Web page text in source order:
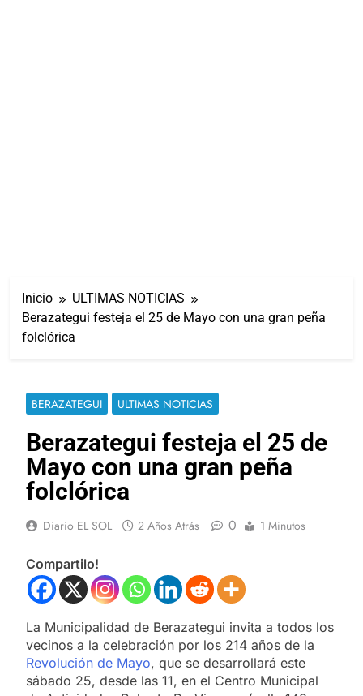
Inicio
ULTIMAS NOTICIAS
Berazategui festeja el 25 de Mayo con una gran peña
folclórica
BERAZATEGUI ULTIMAS NOTICIAS
Berazategui festeja el 25 de
Mayo con una gran peña
folclórica
Diario EL SOL 2 Años Atrás 0 1 Minutos
Compartilo!
La Municipalidad de Berazategui invita a todos los
vecinos a la celebración por los 214 años de la
Revolución de Mayo, que se desarrollará este
sábado 25, desde las 11, en el Centro Municipal